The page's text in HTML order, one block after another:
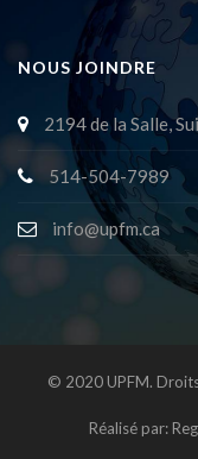
NOUS JOINDRE
2194 de la Salle,
514-504-7989
info@upfm.ca
© 2020 UPFM.
Réalisé par: